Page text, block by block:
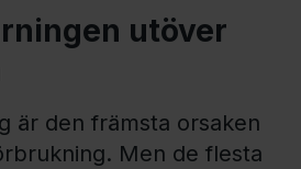
utöver
är den främsta orsaken
Men de flesta